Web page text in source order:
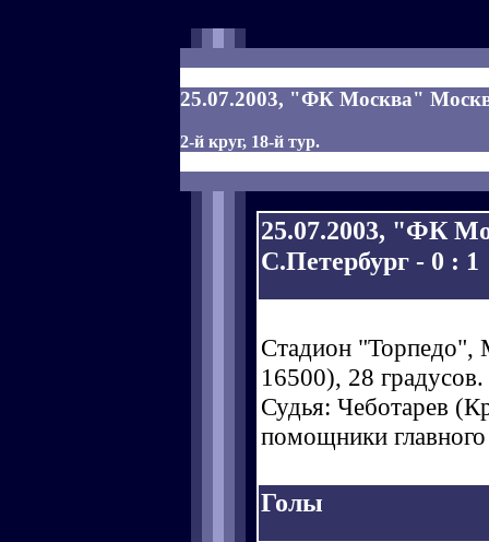
25.07.2003, "ФК Москва"
2-й круг, 18-й тур.
25.07.2003, "ФК
С.Петербург - 0 : 1
Стадион "Торпедо",
16500), 28 градусов.
Судья: Чеботарев
помощники
Голы